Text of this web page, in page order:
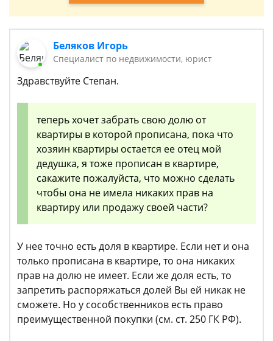
Беляков Игорь
Специалист по недвижимости, юрист
Здравствуйте Степан.
теперь хочет забрать свою долю от
квартиры в которой прописана, пока что
хозяин квартиры остается ее отец мой
дедушка, я тоже прописан в квартире,
сакажите пожалуйста, что можно сделать
чтобы она не имела никаких прав на
квартиру или продажу своей части?
У нее точно есть доля в квартире. Если нет и она
только прописана в квартире, то она никаких
прав на долю не имеет. Если же доля есть, то
запретить распоряжаться долей Вы ей никак не
сможете. Но у сособственников есть право
преимущественной покупки (см. ст. 250 ГК РФ).